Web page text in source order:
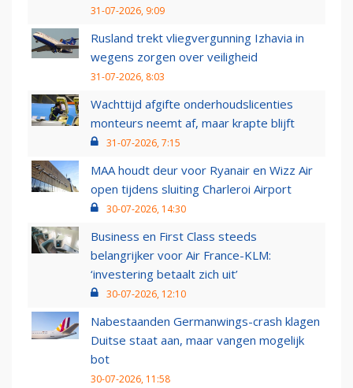
31-07-2026, 9:09
Rusland trekt vliegvergunning Izhavia in
wegens zorgen over veiligheid
31-07-2026, 8:03
Wachttijd afgifte onderhoudslicenties
monteurs neemt af, maar krapte blijft
31-07-2026, 7:15
MAA houdt deur voor Ryanair en Wizz Air
open tijdens sluiting Charleroi Airport
30-07-2026, 14:30
Business en First Class steeds
belangrijker voor Air France-KLM:
‘investering betaalt zich uit’
30-07-2026, 12:10
Nabestaanden Germanwings-crash klagen
Duitse staat aan, maar vangen mogelijk
bot
30-07-2026, 11:58